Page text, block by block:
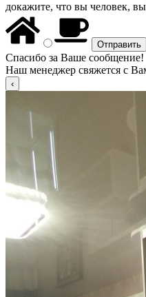
докажите, что вы человек,
Спасибо за Ваше сообщение!
Наш менеджер свяжется с